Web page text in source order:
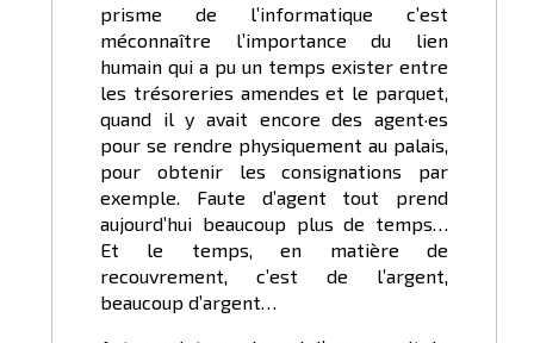
prisme de l’informatique c’est
méconnaître l’importance du lien
humain qui a pu un temps exister entre
les trésoreries amendes et le parquet,
quand il y avait encore des agent·es
pour se rendre physiquement au palais,
pour obtenir les consignations par
exemple. Faute d’agent tout prend
aujourd’hui beaucoup plus de temps…
Et le temps, en matière de
recouvrement, c’est de l’argent,
beaucoup d’argent…